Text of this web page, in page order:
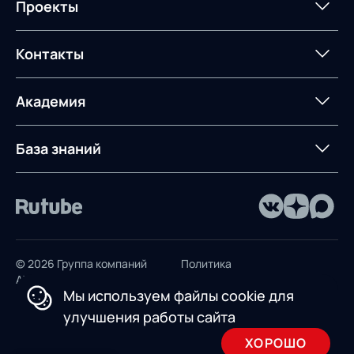
планирование
Управление
контейнерным
терминалом
Оборудование для склада
Техническое оснащение
Постпроектное
Проекты
Проекты
Контакты
Контакты
Академия
Предложение для
База знаний
© 2026 Группа компаний
AXELOT
Политика
Пользовательское
соглашение
Мы используем файлы cookie для
улучшения работы сайта
ХОРОШО